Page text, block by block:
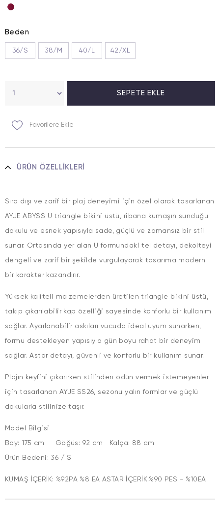
Beden
36/S 38/M 40/L 42/XL
Favorilere Ekle
ÜRÜN ÖZELLIKLERI
Sıra dışı ve zarif bir plaj deneyimi için özel olarak tasarlanan
AYJE ABYSS U triangle bikini üstü, ribana kumaşın sunduğu
dokulu ve esnek yapısıyla sade, güçlü ve zamansız bir stil
sunar. Ortasında yer alan U formundaki tel detayı, dekolteyi
dengeli ve zarif bir şekilde vurgulayarak tasarıma modern
bir karakter kazandırır.
Yüksek kaliteli malzemelerden üretilen triangle bikini üstü,
takıp çıkarılabilir kap özelliği sayesinde konforlu bir kullanım
sağlar. Ayarlanabilir askıları vücuda ideal uyum sunarken,
formu destekleyen yapısıyla gün boyu rahat bir deneyim
sağlar. Astar detayı, güvenli ve konforlu bir kullanım sunar.
Plajın keyfini çıkarırken stilinden ödün vermek istemeyenler
için tasarlanan AYJE SS26, sezonu yalın formlar ve güçlü
dokularla stilinize taşır.
Model Bilgisi
Boy: 175 cm Göğüs: 92 cm Kalça: 88 cm
Ürün Bedeni: 36 / S
KUMAŞ İÇERİK: %92PA %8 EA ASTAR İÇERİK:%90 PES - %10EA